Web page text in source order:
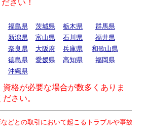
福島県 茨城県 栃木県
群馬県
新潟県 富山県 石川県
福井県
奈良県 大阪府 兵庫県
和歌山県
徳島県 愛媛県 高知県
福岡県
沖縄県